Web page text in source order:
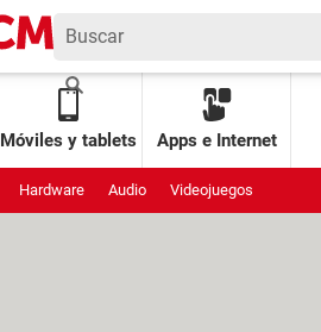
Móviles y tablets Apps e Internet
Hardware Audio Videojuegos